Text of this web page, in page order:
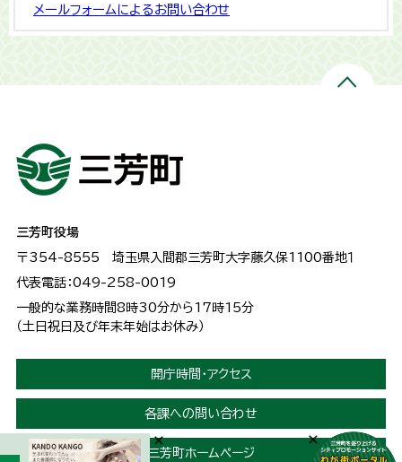
メールフォームによるお問い合わせ
三芳町役場
〒354-8555 埼玉県入間郡三芳町大字藤久保1100番地１
代表電話：049-258-0019
一般的な業務時間8時30分から17時15分
（土日祝日及び年末年始はお休み）
開庁時間・アクセス
各課への問い合わせ
三芳町ホームページ